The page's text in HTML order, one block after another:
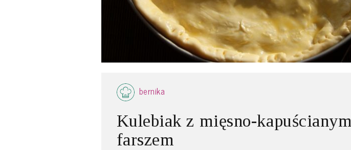
bernika
Kulebiak z mięsno-kapuścianym
farszem